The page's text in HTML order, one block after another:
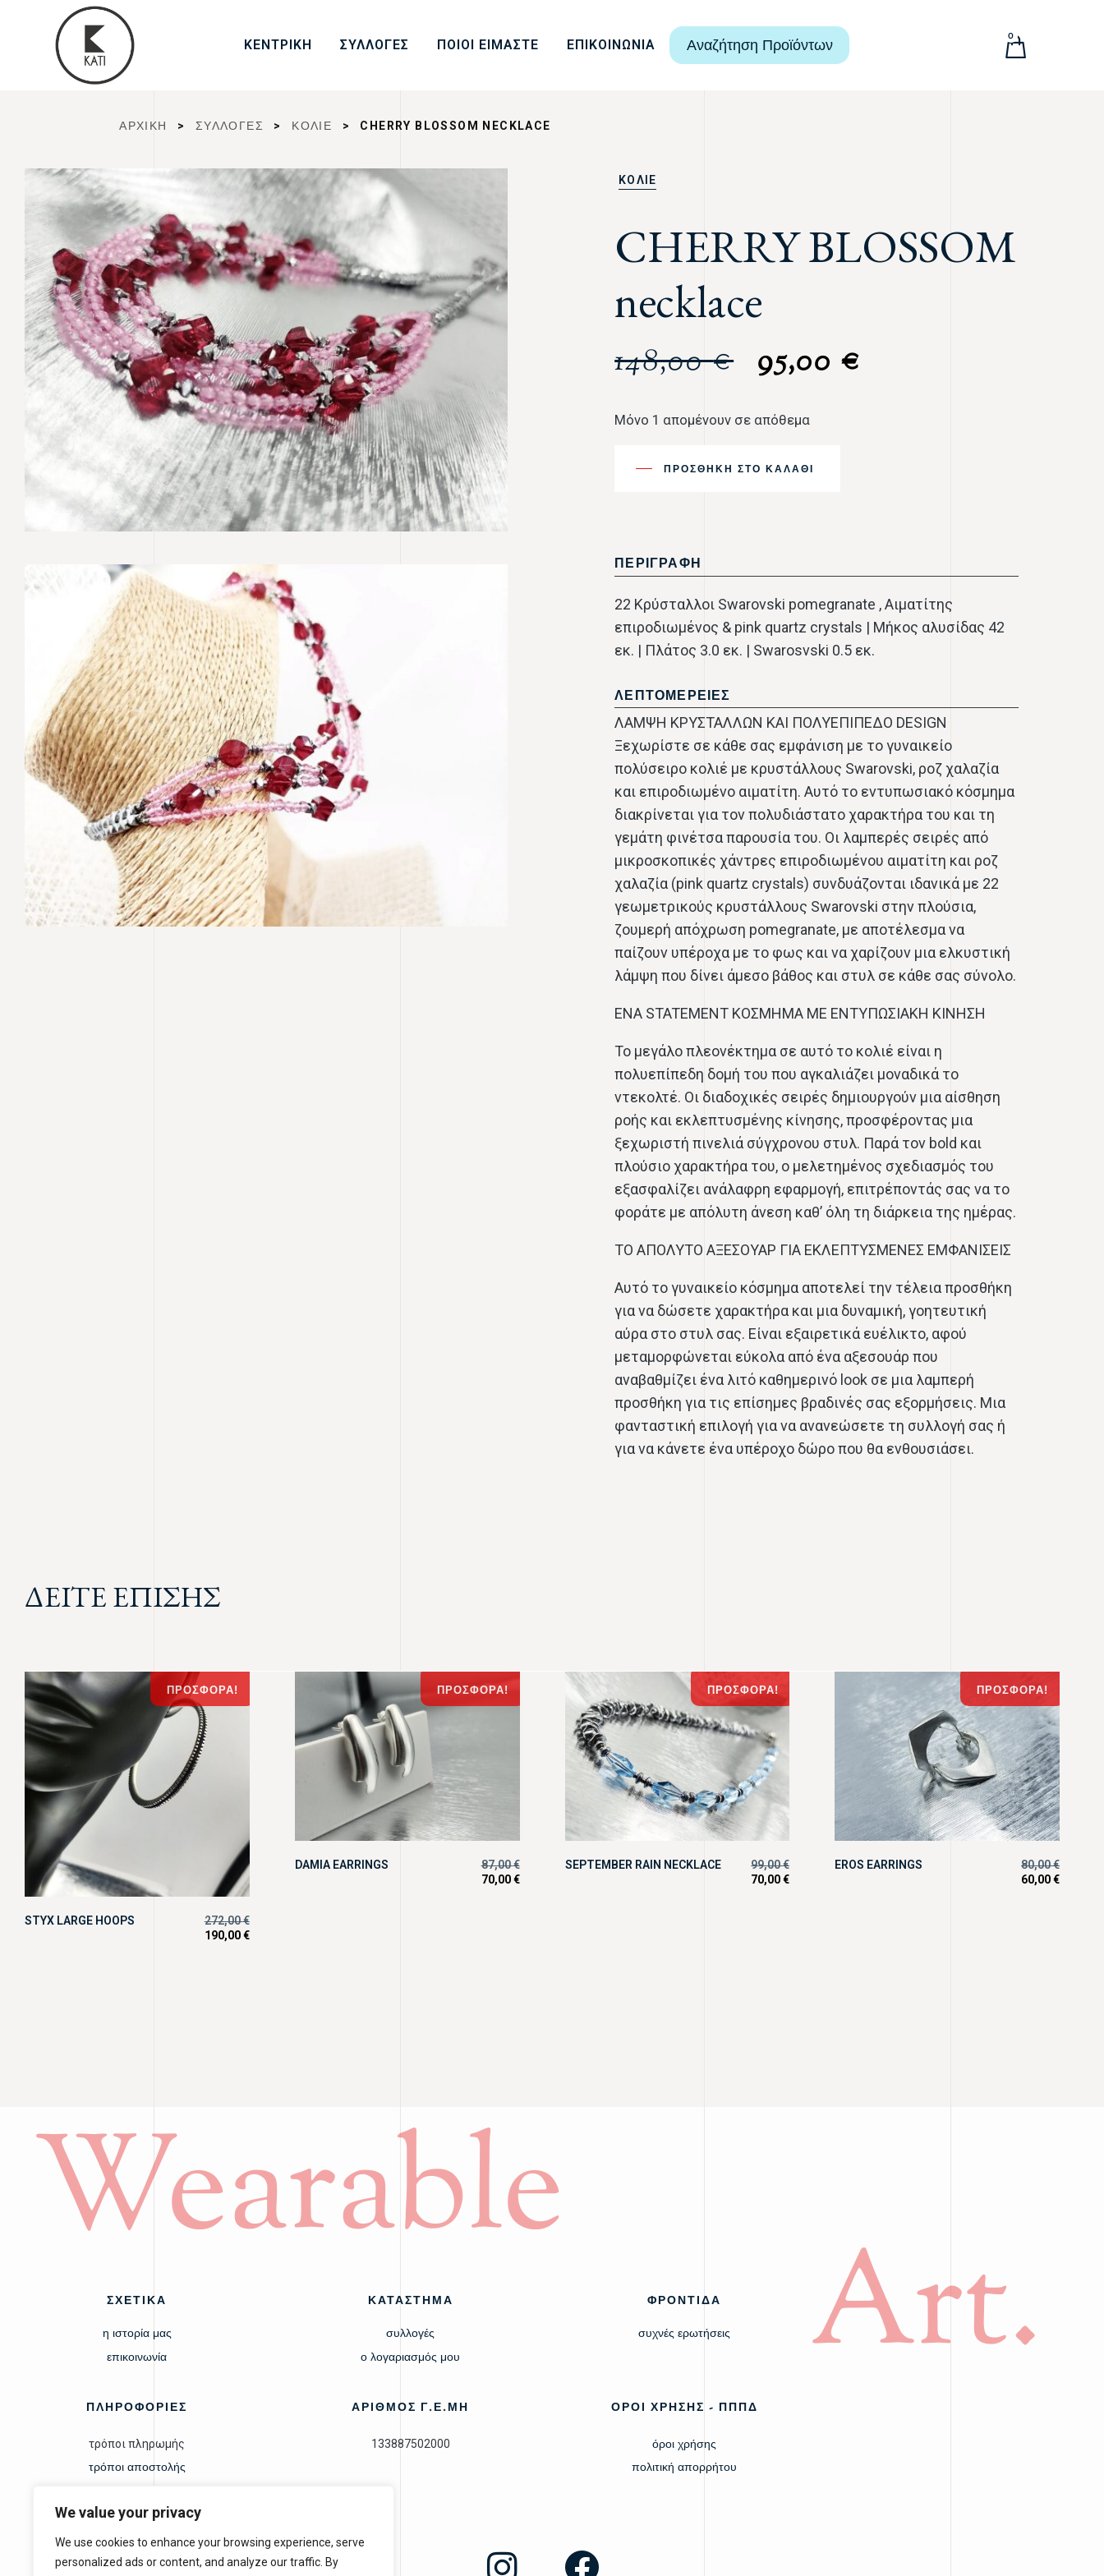
We value your privacy
We use cookies to enhance your browsing experience, serve
personalized ads or content, and analyze our traffic. By
ΚΕΝΤΡΙΚΗ ΣΥΛΛΟΓΕΣ ΠΟΙΟΙ ΕΙΜΑΣΤΕ ΕΠΙΚΟΙΝΩΝΙΑ Αναζήτηση Προϊόντων
0
ΑΡΧΙΚΉ > ΣΥΛΛΟΓΈΣ > ΚΟΛΙΕ > CHERRY BLOSSOM NECKLACE
ΚΟΛΙΕ
CHERRY BLOSSOM
necklace
148,00€ 95,00€
Μόνο 1 απομένουν σε απόθεμα
ΠΡΟΣΘΉΚΗ ΣΤΟ ΚΑΛΆΘΙ
ΠΕΡΙΓΡΑΦΗ
22 Κρύσταλλοι Swarovski pomegranate , Αιματίτης
επιροδιωμένος & pink quartz crystals | Mήκος αλυσίδας 42
εκ. | Πλάτος 3.0 εκ. | Swarosvski 0.5 εκ.
ΛΕΠΤΟΜΕΡΕΙΕΣ
ΛΑΜΨΗ ΚΡΥΣΤΑΛΛΩΝ ΚΑΙ ΠΟΛΥΕΠΙΠΕΔΟ DESIGN
Ξεχωρίστε σε κάθε σας εμφάνιση με το γυναικείο
πολύσειρο κολιέ με κρυστάλλους Swarovski, ροζ χαλαζία
και επιροδιωμένο αιματίτη. Αυτό το εντυπωσιακό κόσμημα
διακρίνεται για τον πολυδιάστατο χαρακτήρα του και τη
γεμάτη φινέτσα παρουσία του. Οι λαμπερές σειρές από
μικροσκοπικές χάντρες επιροδιωμένου αιματίτη και ροζ
χαλαζία (pink quartz crystals) συνδυάζονται ιδανικά με 22
γεωμετρικούς κρυστάλλους Swarovski στην πλούσια,
ζουμερή απόχρωση pomegranate, με αποτέλεσμα να
παίζουν υπέροχα με το φως και να χαρίζουν μια ελκυστική
λάμψη που δίνει άμεσο βάθος και στυλ σε κάθε σας σύνολο.
ΕΝΑ STATEMENT ΚΟΣΜΗΜΑ ΜΕ ΕΝΤΥΠΩΣΙΑΚΗ ΚΙΝΗΣΗ
Το μεγάλο πλεονέκτημα σε αυτό το κολιέ είναι η
πολυεπίπεδη δομή του που αγκαλιάζει μοναδικά το
ντεκολτέ. Οι διαδοχικές σειρές δημιουργούν μια αίσθηση
ροής και εκλεπτυσμένης κίνησης, προσφέροντας μια
ξεχωριστή πινελιά σύγχρονου στυλ. Παρά τον bold και
πλούσιο χαρακτήρα του, ο μελετημένος σχεδιασμός του
εξασφαλίζει ανάλαφρη εφαρμογή, επιτρέποντάς σας να το
φοράτε με απόλυτη άνεση καθ’ όλη τη διάρκεια της ημέρας.
ΤΟ ΑΠΟΛΥΤΟ ΑΞΕΣΟΥΑΡ ΓΙΑ ΕΚΛΕΠΤΥΣΜΕΝΕΣ ΕΜΦΑΝΙΣΕΙΣ
Αυτό το γυναικείο κόσμημα αποτελεί την τέλεια προσθήκη
για να δώσετε χαρακτήρα και μια δυναμική, γοητευτική
αύρα στο στυλ σας. Είναι εξαιρετικά ευέλικτο, αφού
μεταμορφώνεται εύκολα από ένα αξεσουάρ που
αναβαθμίζει ένα λιτό καθημερινό look σε μια λαμπερή
προσθήκη για τις επίσημες βραδινές σας εξορμήσεις. Μια
φανταστική επιλογή για να ανανεώσετε τη συλλογή σας ή
για να κάνετε ένα υπέροχο δώρο που θα ενθουσιάσει.
ΔΕΙΤΕ ΕΠΙΣΗΣ
ΠΡΟΣΦΟΡΆ!
STYX LARGE HOOPS 272,00€
190,00€
ΠΡΟΣΦΟΡΆ!
DAMIA EARRINGS 87,00€
70,00€
ΠΡΟΣΦΟΡΆ!
SEPTEMBER RAIN NECKLACE 99,00€
70,00€
ΠΡΟΣΦΟΡΆ!
EROS EARRINGS 80,00€
60,00€
Wearable
Art.
ΣΧΕΤΙΚΑ
η ιστορία μας
επικοινωνία
ΚΑΤΑΣΤΗΜΑ
συλλογές
ο λογαριασμός μου
ΦΡΟΝΤΙΔΑ
συχνές ερωτήσεις
ΠΛΗΡΟΦΟΡΙΕΣ
τρόποι πληρωμής
τρόποι αποστολής
δικαίωμα υπαναχώρησης
ΑΡΙΘΜΟΣ Γ.Ε.ΜΗ
133887502000
ΟΡΟΙ ΧΡΗΣΗΣ - ΠΠΠΔ
όροι χρήσης
πολιτική απορρήτου